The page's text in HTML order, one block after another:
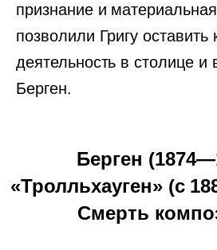
признание и
позволили Григу оставить
деятельность в столице и
Берген.
Берген
«Тролльхауген» (с
Смерть